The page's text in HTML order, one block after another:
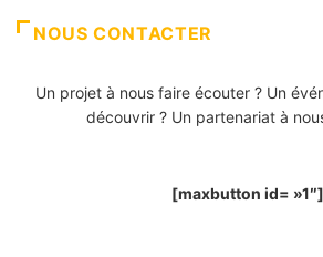
NOUS CONTACTER
Un projet à nous faire écouter ? Un
découvrir ? Un partenariat à
[maxbutton id= »1″]